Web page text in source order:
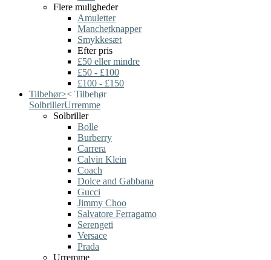
Flere muligheder
Amuletter
Manchetknapper
Smykkesæt
Efter pris
£50 eller mindre
£50 - £100
£100 - £150
Tilbehør>< Tilbehør
SolbrillerUrremme
Solbriller
Bolle
Burberry
Carrera
Calvin Klein
Coach
Dolce and Gabbana
Gucci
Jimmy Choo
Salvatore Ferragamo
Serengeti
Versace
Prada
Urremme